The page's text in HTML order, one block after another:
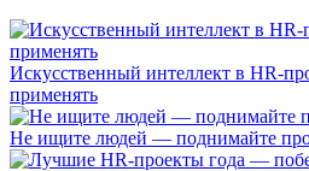
Искусственный интеллект в HR-
применять
Не ищите людей — поднимайте